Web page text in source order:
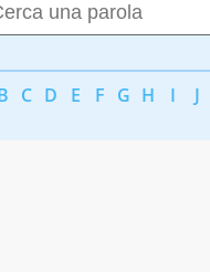
C D E F G H I J